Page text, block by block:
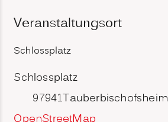
Veranstaltungsort
Schlossplatz
Schlossplatz
97941Tauberbischofsheim